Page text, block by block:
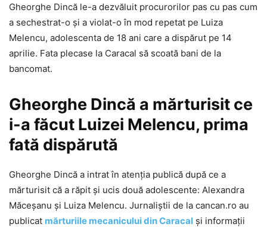
Gheorghe Dincă le-a dezvăluit procurorilor pas cu pas cum
a sechestrat-o și a violat-o în mod repetat pe Luiza
Melencu, adolescenta de 18 ani care a dispărut pe 14
aprilie. Fata plecase la Caracal să scoată bani de la
bancomat.
Gheorghe Dincă a mărturisit ce
i-a făcut Luizei Melencu, prima
fată dispărută
Gheorghe Dincă a intrat în atenția publică după ce a
mărturisit că a răpit și ucis două adolescente: Alexandra
Măceșanu și Luiza Melencu. Jurnaliștii de la cancan.ro au
publicat mărturiile mecanicului din Caracal și informații